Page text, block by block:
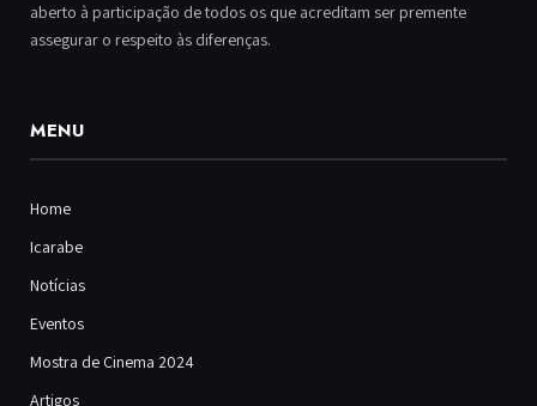
aberto à participação de todos os que acreditam ser premente
assegurar o respeito às diferenças.
MENU
Home
Icarabe
Notícias
Eventos
Mostra de Cinema 2024
Artigos